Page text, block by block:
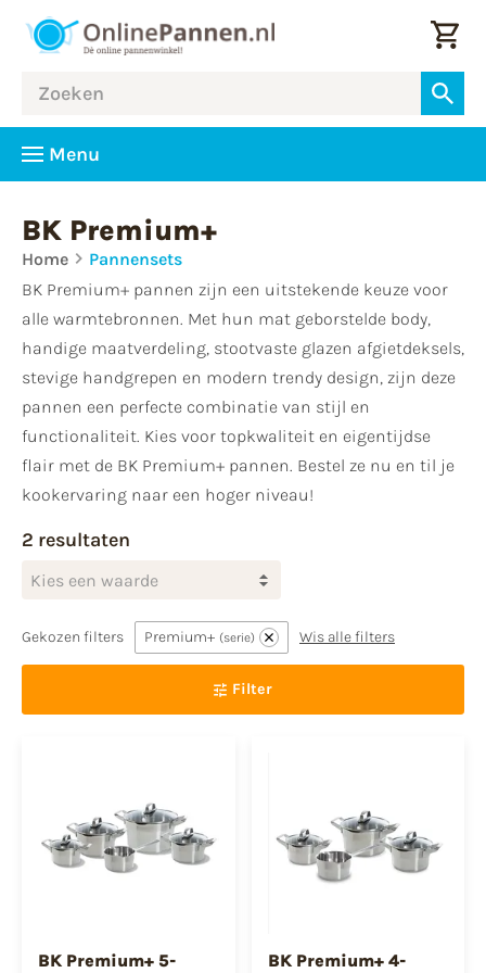
Menu
BK Premium+
Home
Pannensets
BK Premium+ pannen zijn een uitstekende keuze voor
alle warmtebronnen. Met hun mat geborstelde body,
handige maatverdeling, stootvaste glazen afgietdeksels,
stevige handgrepen en modern trendy design, zijn deze
pannen een perfecte combinatie van stijl en
functionaliteit. Kies voor topkwaliteit en eigentijdse
flair met de BK Premium+ pannen. Bestel ze nu en til je
kookervaring naar een hoger niveau!
2 resultaten
Kies een waarde
Gekozen filters Premium+ serie Wis alle filters
Filter
BK Premium+ 5-
BK Premium+ 4-